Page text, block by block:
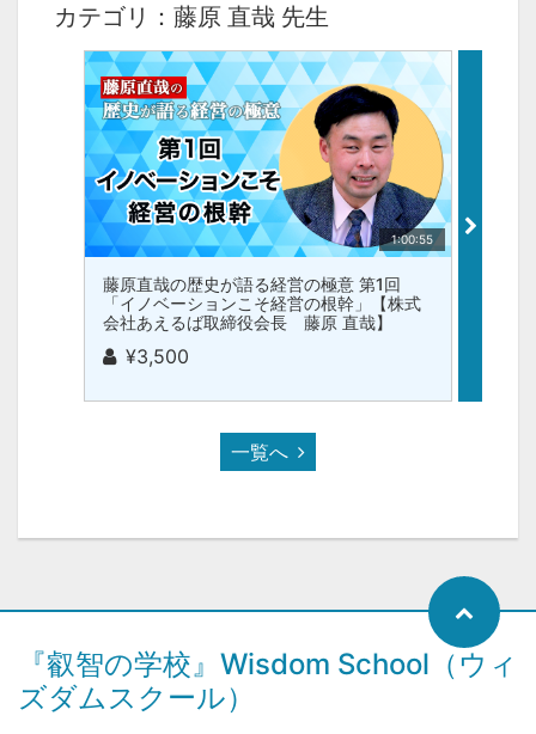
カテゴリ：藤原 直哉 先生
1:00:55
藤原直哉の歴史が語る経営の極意 第1回
「イノベーションこそ経営の根幹」【株式
会社あえるば取締役会長 藤原 直哉】
¥3,500
一覧へ
『叡智の学校』Wisdom School（ウィ
ズダムスクール）